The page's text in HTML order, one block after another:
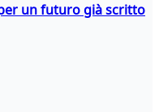
un futuro già scritto